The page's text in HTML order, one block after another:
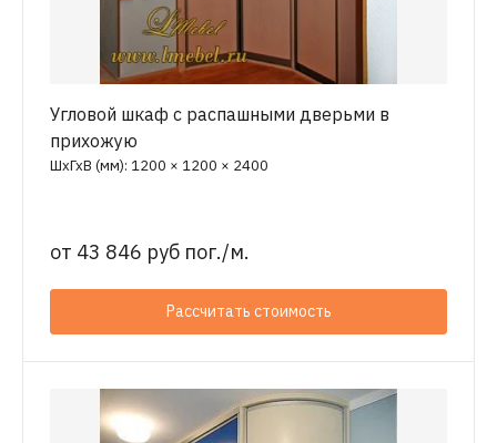
Угловой шкаф с распашными дверьми в
прихожую
ШхГхВ (мм): 1200 × 1200 × 2400
от 43 846 руб пог./м.
Рассчитать стоимость